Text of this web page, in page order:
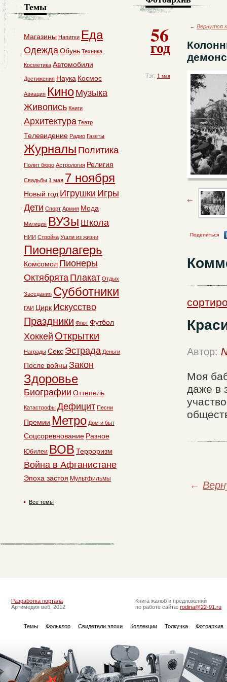
56
год
Тэг: 1 мая
← Вернутся
Поделиться
Автор:
Моя
даже в
←
Темы
Магазины Напитки Еда
ОдеждаОбувь Техника
Косметика Автомобили
Достижения Наука Космос
Авиация Кино Музыка
Живопись Книги
Архитектура Театр
Телевидение Радио Газеты
Журналы Политика
Полит бюро Астрология Религия
Свадьбы 1 мая 7 ноября
Новый год Игрушки Игры
Дети Спорт Армия Мода
Милиция ВУЗы Школа
НИИ Стройка Ушли из жизни
Пионерлагерь
Комсомол Пионеры
Октябрята Плакат Отдых
Заседания Субботники
ГАИ Цирк Искусство
Праздники Флот Футбол
Хоккей Открытки
Награды Секс Эстрада Деньги
После войны Закон
Здоровье
Биографии Оттепель
Катастрофы Дефицит Песни
Премии Метро Дом и быт
Соцсоревнование Разное
Юбилеи ВОВ Терроризм
Война в Афганистане
Эпоха застоя Мультфильмы
Все темы
Разработка портала
Артимедия веб, 2012
Книга жалоб и предложений
по работе сайта: rodina@22-91.ru
Темы Фольклор Свидетели эпохи Коллекции Толкучка Фотоархив